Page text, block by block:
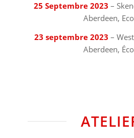
25 Septembre 2023 –
Aberdeen,
23 septembre 2023 –
Aberdeen,